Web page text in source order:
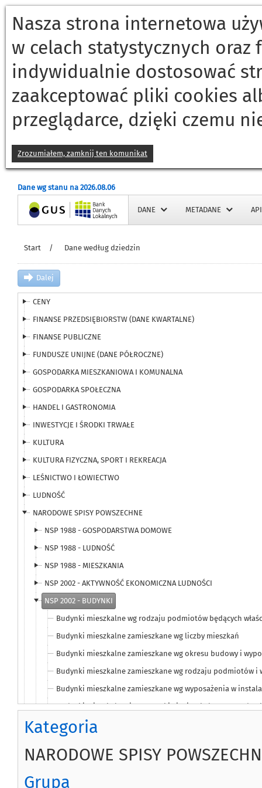
Nasza strona internetowa
w celach statystycznych
indywidualnie dostosować
zaakceptować pliki cookies
przeglądarce, dzięki czemu
Zrozumiałem, zamknij ten komunikat
Dane wg stanu na 2026.08.06
Strona główna DANE METADANE API
Start / Dane według dziedzin
Dalej
CENY
FINANSE PRZEDSIĘBIORSTW (DANE KWARTALNE)
FINANSE PUBLICZNE
FUNDUSZE UNIJNE (DANE PÓŁROCZNE)
GOSPODARKA MIESZKANIOWA I KOMUNALNA
GOSPODARKA SPOŁECZNA
HANDEL I GASTRONOMIA
INWESTYCJE I ŚRODKI TRWAŁE
KULTURA
KULTURA FIZYCZNA, SPORT I REKREACJA
LEŚNICTWO I ŁOWIECTWO
LUDNOŚĆ
NARODOWE SPISY POWSZECHNE
NSP 1988 - GOSPODARSTWA DOMOWE
NSP 1988 - LUDNOŚĆ
NSP 1988 - MIESZKANIA
NSP 2002 - AKTYWNOŚĆ EKONOMICZNA LUDNOŚCI
NSP 2002 - BUDYNKI
Budynki mieszkalne wg rodzaju podmiotów będących
Budynki mieszkalne zamieszkane wg liczby mieszkań
Budynki mieszkalne zamieszkane wg okresu budowy i
Budynki mieszkalne zamieszkane wg rodzaju podmiotów i
Budynki mieszkalne zamieszkane wg wyposażenia w
Budynki mieszkalno-inwentarskie i mieszkalno-
Budynki ogółem i budynki mieszkalne
NSP 2002 - LUDNOŚĆ
NSP 2002 - MIESZKANIA NIEZAMIESZKANE
Kategoria
NARODOWE SPISY
Grupa